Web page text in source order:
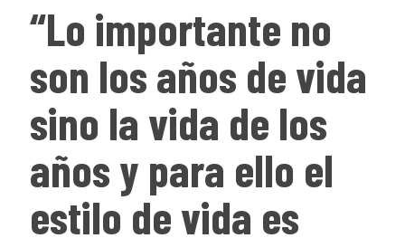
“Lo importante no
son los años de vida
sino la vida de los
años y para ello el
estilo de vida es